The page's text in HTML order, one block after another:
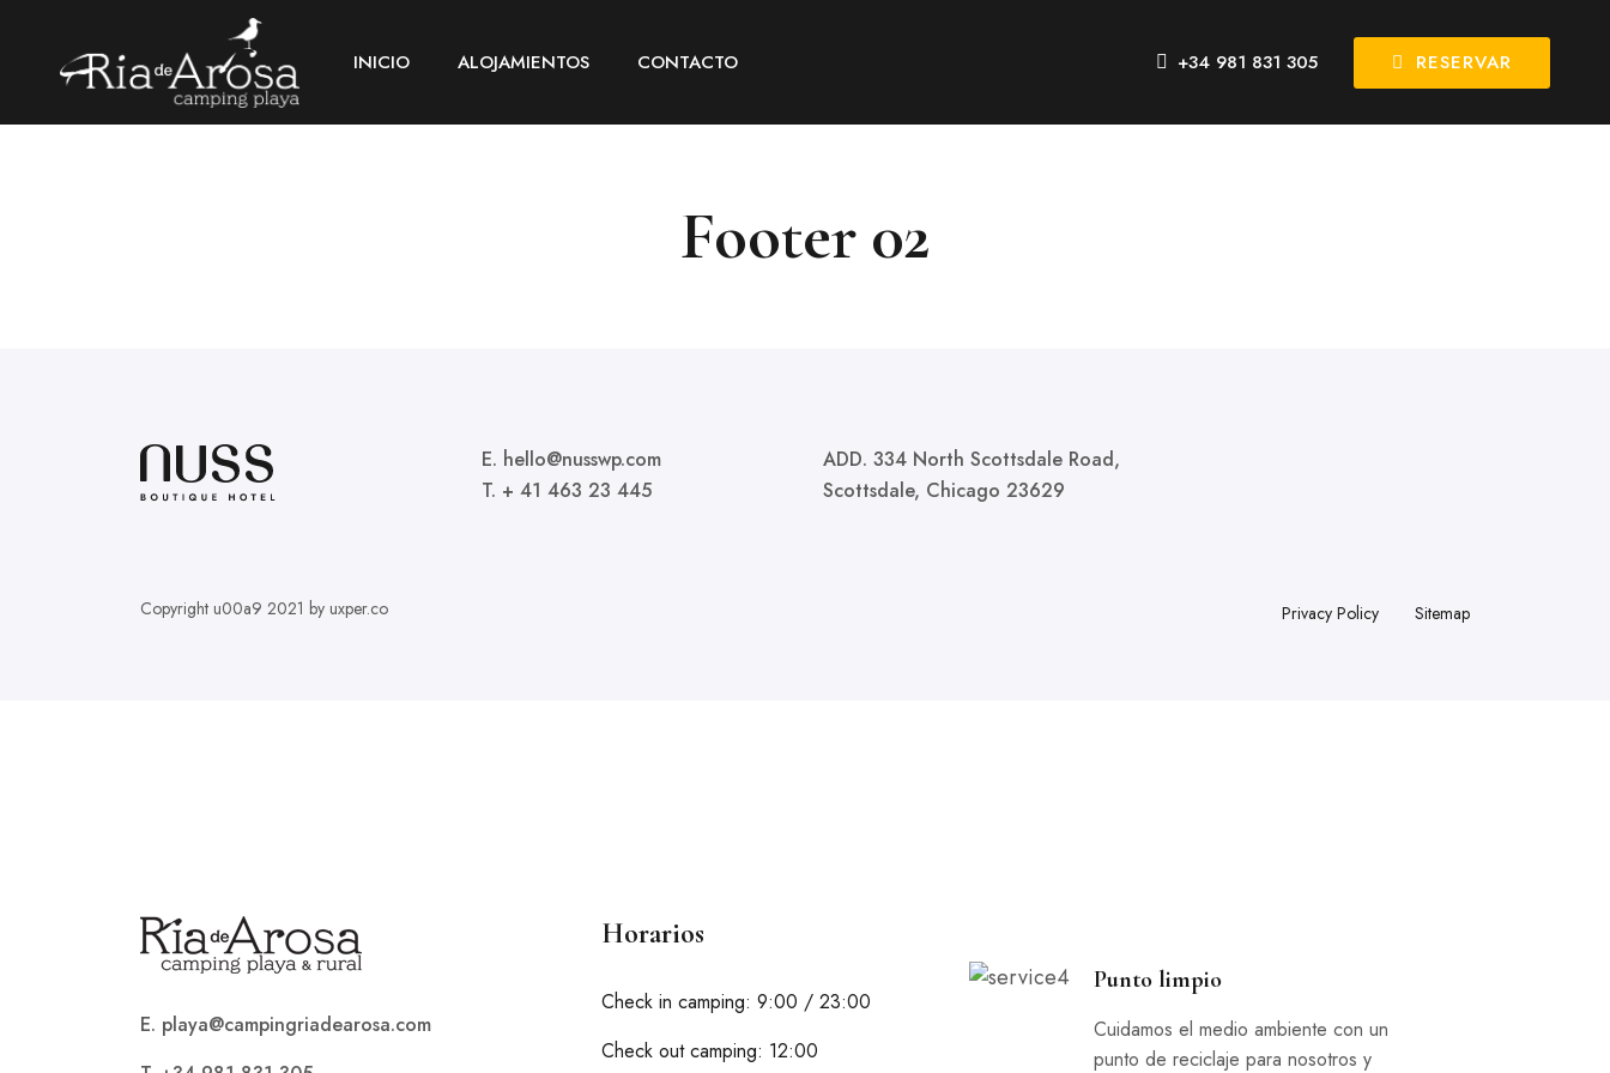
INICIO ALOJAMIENTOS CONTACTO +34 981 831 305 RESERVAR
Footer 02
E. hello@nusswp.com
T. + 41 463 23 445
ADD. 334 North Scottsdale Road,
Scottsdale, Chicago 23629
Copyright u00a9 2021 by uxper.co Privacy Policy Sitemap
E. playa@campingriadearosa.com
Horarios
Check in camping: 9:00 / 23:00
Check out camping: 12:00
Punto limpio
Cuidamos el medio ambiente con un
punto de reciclaje para nosotros y